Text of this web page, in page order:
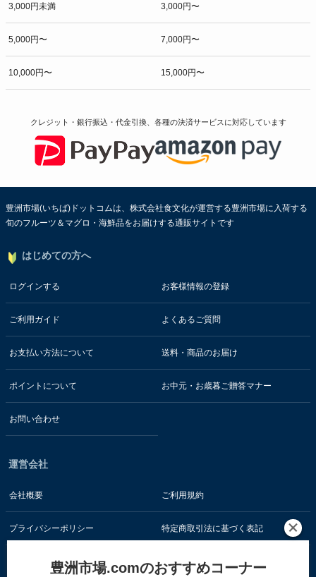
3,000円未満 3,000円〜
5,000円〜 7,000円〜
10,000円〜 15,000円〜
クレジット・銀行振込・代金引換、各種の決済サービスに対応しています
豊洲市場(いちば)ドットコムは、株式会社食文化が運営する豊洲市場に入荷する
旬のフルーツ＆マグロ・海鮮品をお届けする通販サイトです
はじめての方へ
ログインする お客様情報の登録
ご利用ガイド よくあるご質問
お支払い方法について 送料・商品のお届け
ポイントについて お中元・お歳暮ご贈答マナー
お問い合わせ
運営会社
会社概要 ご利用規約
プライバシーポリシー 特定商取引法に基づく表記
豊洲市場.comのおすすめコーナー